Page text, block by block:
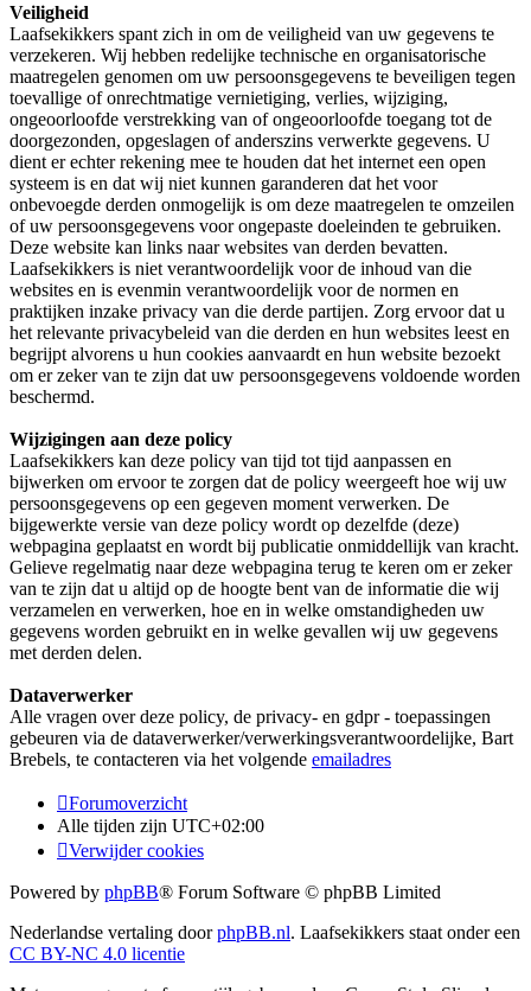
Veiligheid
Laafsekikkers spant zich in om de veiligheid van uw gegevens te
verzekeren. Wij hebben redelijke technische en organisatorische
maatregelen genomen om uw persoonsgegevens te beveiligen tegen
toevallige of onrechtmatige vernietiging, verlies, wijziging,
ongeoorloofde verstrekking van of ongeoorloofde toegang tot de
doorgezonden, opgeslagen of anderszins verwerkte gegevens. U
dient er echter rekening mee te houden dat het internet een open
systeem is en dat wij niet kunnen garanderen dat het voor
onbevoegde derden onmogelijk is om deze maatregelen te omzeilen
of uw persoonsgegevens voor ongepaste doeleinden te gebruiken.
Deze website kan links naar websites van derden bevatten.
Laafsekikkers is niet verantwoordelijk voor de inhoud van die
websites en is evenmin verantwoordelijk voor de normen en
praktijken inzake privacy van die derde partijen. Zorg ervoor dat u
het relevante privacybeleid van die derden en hun websites leest en
begrijpt alvorens u hun cookies aanvaardt en hun website bezoekt
om er zeker van te zijn dat uw persoonsgegevens voldoende worden
beschermd.
Wijzigingen aan deze policy
Laafsekikkers kan deze policy van tijd tot tijd aanpassen en
bijwerken om ervoor te zorgen dat de policy weergeeft hoe wij uw
persoonsgegevens op een gegeven moment verwerken. De
bijgewerkte versie van deze policy wordt op dezelfde (deze)
webpagina geplaatst en wordt bij publicatie onmiddellijk van kracht.
Gelieve regelmatig naar deze webpagina terug te keren om er zeker
van te zijn dat u altijd op de hoogte bent van de informatie die wij
verzamelen en verwerken, hoe en in welke omstandigheden uw
gegevens worden gebruikt en in welke gevallen wij uw gegevens
met derden delen.
Dataverwerker
Alle vragen over deze policy, de privacy- en gdpr - toepassingen
gebeuren via de dataverwerker/verwerkingsverantwoordelijke, Bart
Brebels, te contacteren via het volgende emailadres
Forumoverzicht
Alle tijden zijn UTC+02:00
Verwijder cookies
Powered by phpBB® Forum Software © phpBB Limited
Nederlandse vertaling doorphpBB.nl. Laafsekikkers staat onder een
CC BY-NC 4.0 licentie